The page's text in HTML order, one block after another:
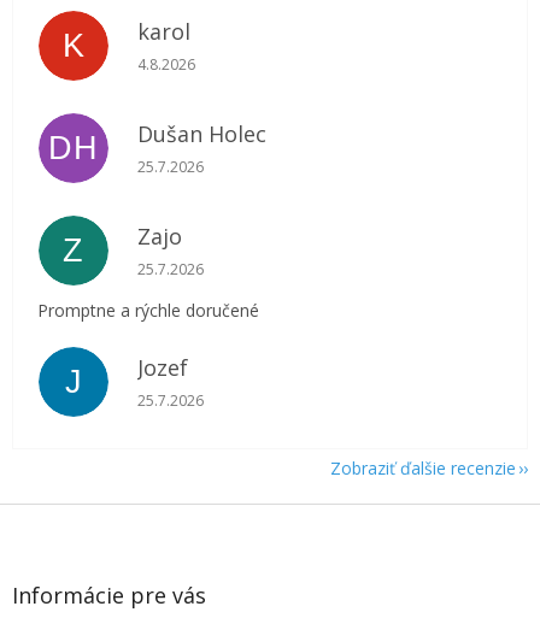
K karol
Hodnotenie obchodu je 5 z 5 hviezdičiek.
4.8.2026
DH Dušan Holec
Hodnotenie obchodu je 5 z 5 hviezdičiek.
25.7.2026
Z Zajo
Hodnotenie obchodu je 5 z 5 hviezdičiek.
25.7.2026
Promptne a rýchle doručené
J Jozef
Hodnotenie obchodu je 5 z 5 hviezdičiek.
25.7.2026
Zobraziť ďalšie recenzie
Z
Informácie pre vás